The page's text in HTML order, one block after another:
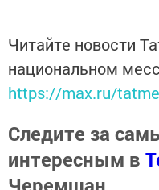
Читайте новости
национальном
https://max.ru/
Следите за
интересным в